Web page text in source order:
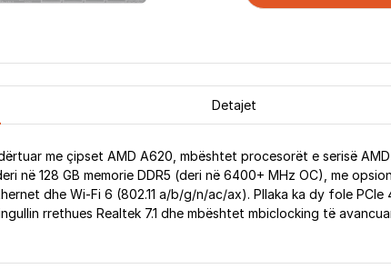
Detajet
me çipset AMD A620, mbështet procesorët e serisë
në 128 GB memorie DDR5 (deri në 6400+ MHz OC), me
dhe Wi-Fi 6 (802.11 a/b/g/n/ac/ax). Pllaka ka dy fole
rrethues Realtek 7.1 dhe mbështet mbiclocking të